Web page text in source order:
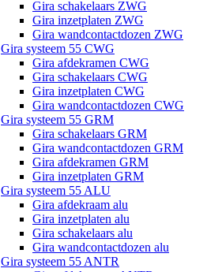
Gira schakelaars ZWG
Gira inzetplaten ZWG
Gira wandcontactdozen ZWG
Gira systeem 55 CWG
Gira afdekramen CWG
Gira schakelaars CWG
Gira inzetplaten CWG
Gira wandcontactdozen CWG
Gira systeem 55 GRM
Gira schakelaars GRM
Gira wandcontactdozen GRM
Gira afdekramen GRM
Gira inzetplaten GRM
Gira systeem 55 ALU
Gira afdekraam alu
Gira inzetplaten alu
Gira schakelaars alu
Gira wandcontactdozen alu
Gira systeem 55 ANTR